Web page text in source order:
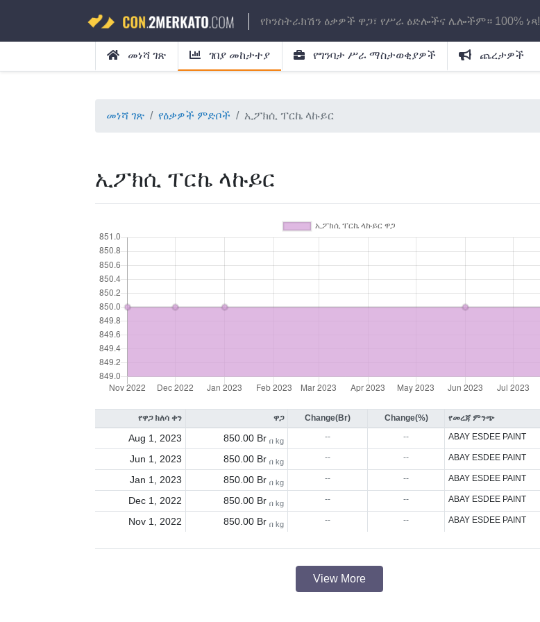
የኮንስትራክሽን ዕቃዎች ዋጋ፣ የሥራ ዕድሎችና ሌሎችም። 100% ነጻ!
መነሻ ገጽ ገበያ መከታተያ የግንባታ ሥራ ማስታወቂያዎች ጨረታዎች
መነሻ ገጽ የዕቃዎች ምድቦች ኢፖክሲ ፐርኬ ላኩይር
ኢፖክሲ ፐርኬ ላኩይር
የዋጋ ክለሳ ቀን ዋጋ Change(Br) Change(%) የመረጃ ምንጭ
Aug 1, 2023 850.00 Brበ kg -- -- ABAY ESDEE PAINT
Jun 1, 2023 850.00 Brበ kg -- -- ABAY ESDEE PAINT
Jan 1, 2023 850.00 Brበ kg -- -- ABAY ESDEE PAINT
Dec 1, 2022 850.00 Brበ kg -- -- ABAY ESDEE PAINT
Nov 1, 2022 850.00 Brበ kg -- -- ABAY ESDEE PAINT
View More